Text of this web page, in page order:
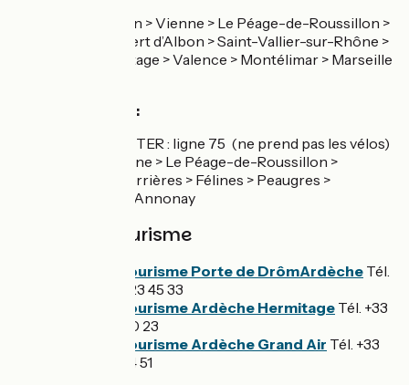
Ligne 5 : Lyon > Vienne > Le Péage-de-Roussillon >
Saint-Rambert d’Albon > Saint-Vallier-sur-Rhône >
Tain l’Hermitage > Valence > Montélimar > Marseille
Gare de Sablons :
Ligne de car TER : ligne 75 (ne prend pas les vélos)
: Lyon > Vienne > Le Péage-de-Roussillon >
Sablons > Serrières > Félines > Peaugres >
Davézieux > Annonay
Offices de tourisme
Office de tourisme Porte de DrômArdèche Tél.
+33 (0)4 75 23 45 33
Office de tourisme Ardèche Hermitage Tél. +33
(0)4 75 08 10 23
Office de tourisme Ardèche Grand Air Tél. +33
(0)4 75 33 24 51